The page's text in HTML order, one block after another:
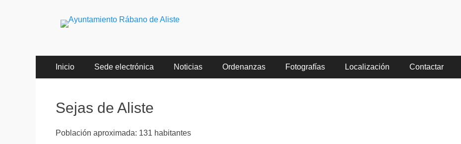
Ayuntamiento Rábano de Aliste
Menú
principal
Inicio Sede electrónica Noticias Ordenanzas Fotografías Localización Contactar
Sejas de Aliste
Población aproximada: 131 habitantes